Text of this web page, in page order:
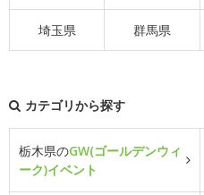
埼玉県 群馬県
カテゴリから探す
栃木県のGW(ゴールデンウィ
ーク)イベント